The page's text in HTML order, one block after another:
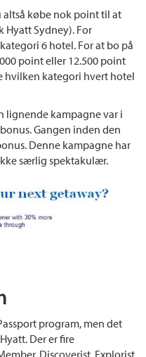
købe nok point til at
Hyatt Sydney). For
6 hotel. For at bo på
point eller 12.500 point
hvilken kategori hvert hotel
lignende kampagne var i
Gangen inden den
Denne kampagne har
særlig spektakulær.
program, men det
Der er fire